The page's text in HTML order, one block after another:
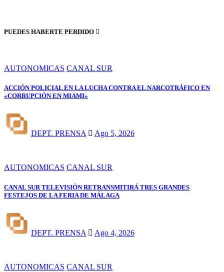
PUEDES HABERTE PERDIDO
AUTONOMICAS CANAL SUR
ACCIÓN POLICIAL EN LA LUCHA CONTRA EL NARCOTRÁFICO EN
«CORRUPCIÓN EN MIAMI»
DEPT. PRENSA Ago 5, 2026
AUTONOMICAS CANAL SUR
CANAL SUR TELEVISIÓN RETRANSMITIRÁ TRES GRANDES
FESTEJOS DE LA FERIA DE MÁLAGA
DEPT. PRENSA Ago 4, 2026
AUTONOMICAS CANAL SUR